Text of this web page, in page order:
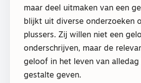
maar deel uitmaken van een
blijkt uit diverse onderzoeken
plussers. Zij willen niet een
onderschrijven, maar de
geloof in het leven van alledag
gestalte geven.